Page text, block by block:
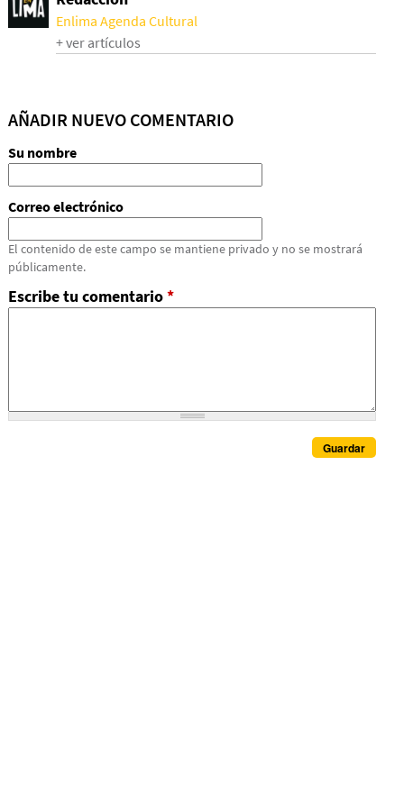
Enlima Agenda Cultural
+ ver artículos
AÑADIR NUEVO COMENTARIO
Su nombre
Correo electrónico
El contenido de este campo se mantiene privado y no se mostrará
públicamente.
Escribe tu comentario*